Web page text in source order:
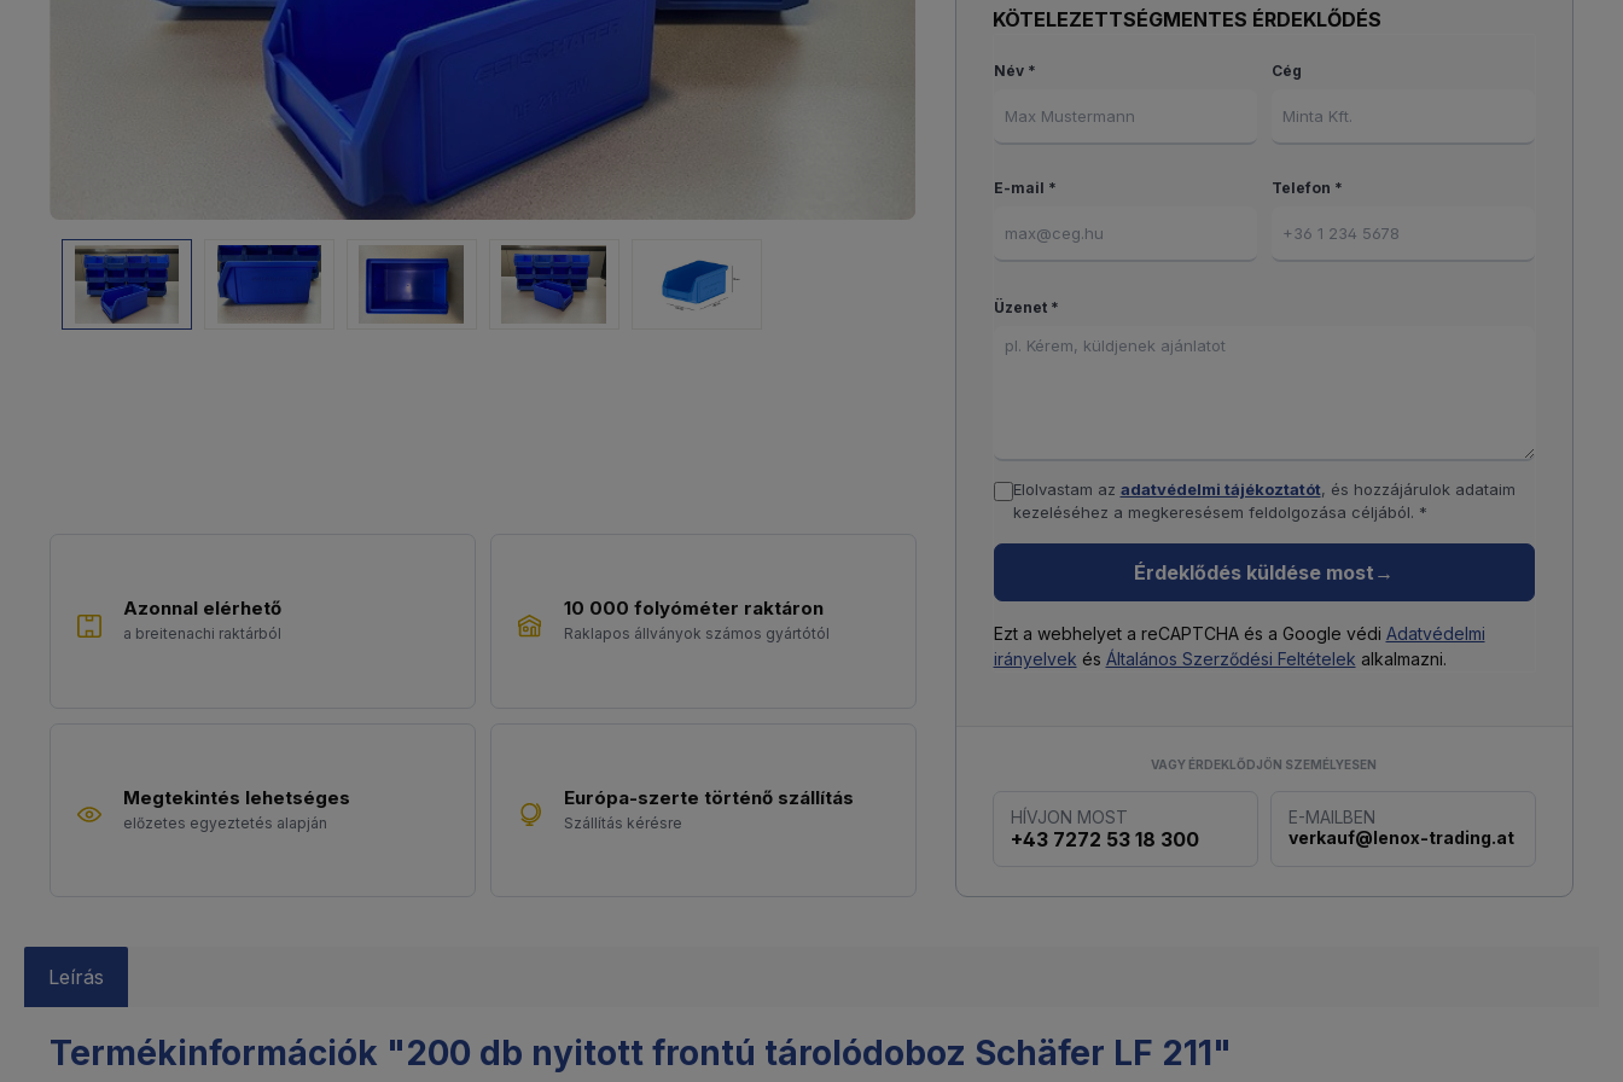
KÖTELEZETTSÉGMENTES ÉRDEKLŐDÉS
Név * Cég
E-mail * Telefon *
Üzenet *
Elolvastam az adatvédelmi tájékoztatót, és hozzájárulok adataim
kezeléséhez a megkeresésem feldolgozása céljából. *
Érdeklődés küldése most →
Ezt a webhelyet a reCAPTCHA és a Google védi Adatvédelmi
irányelvek és Általános Szerződési Feltételek alkalmazni.
VAGY ÉRDEKLŐDJÖN SZEMÉLYESEN
HÍVJON MOST
+43 7272 53 18 300
E-MAILBEN
verkauf@lenox-trading.at
Azonnal elérhető
a breitenachi raktárból
10 000 folyóméter raktáron
Raklapos állványok számos gyártótól
Megtekintés lehetséges
előzetes egyeztetés alapján
Európa-szerte történő szállítás
Szállítás kérésre
Leírás
Termékinformációk "200 db nyitott frontú tárolódoboz Schäfer LF 211"